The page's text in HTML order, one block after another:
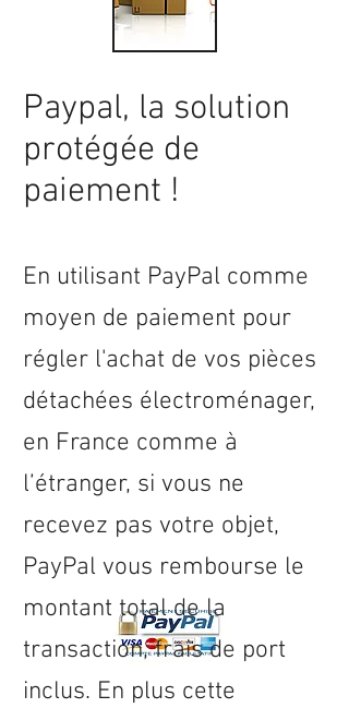
Paypal, la solution
protégée de
paiement !
En utilisant PayPal comme
moyen de paiement pour
régler l'achat de vos pièces
détachées électroménager,
en France comme à
l’étranger, si vous ne
recevez pas votre objet,
PayPal vous rembourse le
montant total de la
transaction, frais de port
inclus. En plus cette